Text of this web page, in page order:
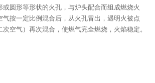
或圆形等形状的火孔，与炉头配合而组成燃烧火
气按一定比例混合后，从火孔冒出，遇明火被点
空气）再次混合，使燃气完全燃烧，火焰稳定。